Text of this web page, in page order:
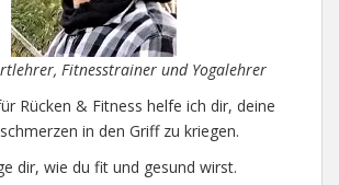
Fitnesstrainer und Yogalehrer
Rücken & Fitness helfe ich dir, deine
in den Griff zu kriegen.
dir, wie du fit und gesund wirst.